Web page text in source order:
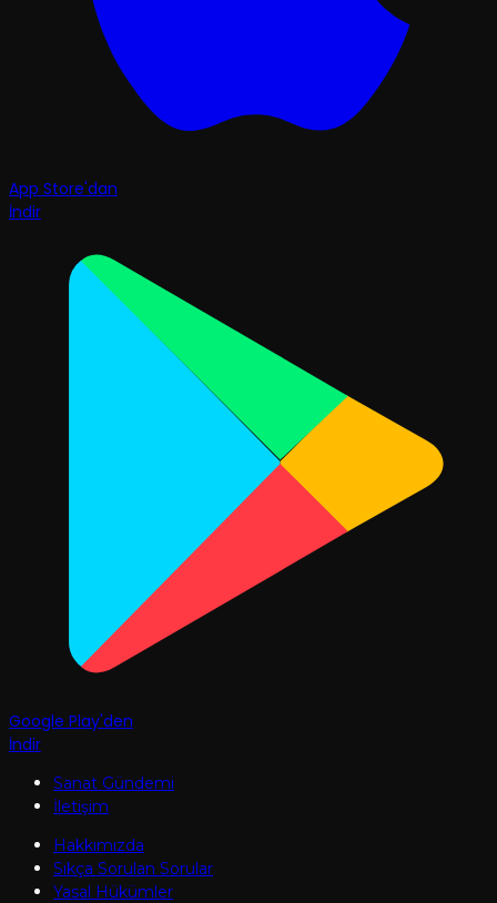
App Store'dan
İndir
Google Play'den
İndir
Sanat Gündemi
İletişim
Hakkımızda
Sıkça Sorulan Sorular
Yasal Hükümler